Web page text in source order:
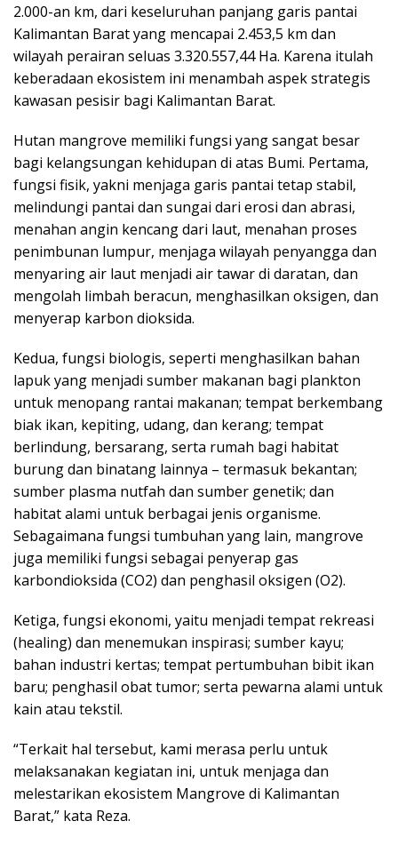
2.000-an km, dari keseluruhan panjang garis pantai
Kalimantan Barat yang mencapai 2.453,5 km dan
wilayah perairan seluas 3.320.557,44 Ha. Karena itulah
keberadaan ekosistem ini menambah aspek strategis
kawasan pesisir bagi Kalimantan Barat.
Hutan mangrove memiliki fungsi yang sangat besar
bagi kelangsungan kehidupan di atas Bumi. Pertama,
fungsi fisik, yakni menjaga garis pantai tetap stabil,
melindungi pantai dan sungai dari erosi dan abrasi,
menahan angin kencang dari laut, menahan proses
penimbunan lumpur, menjaga wilayah penyangga dan
menyaring air laut menjadi air tawar di daratan, dan
mengolah limbah beracun, menghasilkan oksigen, dan
menyerap karbon dioksida.
Kedua, fungsi biologis, seperti menghasilkan bahan
lapuk yang menjadi sumber makanan bagi plankton
untuk menopang rantai makanan; tempat berkembang
biak ikan, kepiting, udang, dan kerang; tempat
berlindung, bersarang, serta rumah bagi habitat
burung dan binatang lainnya – termasuk bekantan;
sumber plasma nutfah dan sumber genetik; dan
habitat alami untuk berbagai jenis organisme.
Sebagaimana fungsi tumbuhan yang lain, mangrove
juga memiliki fungsi sebagai penyerap gas
karbondioksida (CO2) dan penghasil oksigen (O2).
Ketiga, fungsi ekonomi, yaitu menjadi tempat rekreasi
(healing) dan menemukan inspirasi; sumber kayu;
bahan industri kertas; tempat pertumbuhan bibit ikan
baru; penghasil obat tumor; serta pewarna alami untuk
kain atau tekstil.
“Terkait hal tersebut, kami merasa perlu untuk
melaksanakan kegiatan ini, untuk menjaga dan
melestarikan ekosistem Mangrove di Kalimantan
Barat,” kata Reza.